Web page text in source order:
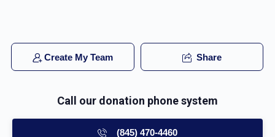
ווייַל וואס טוט מען נישט פאר יודי ווען די בעהטס אזוי שיין
5 months ago $50.00
Create My Team Share
Call our donation phone system
(845) 470-4460